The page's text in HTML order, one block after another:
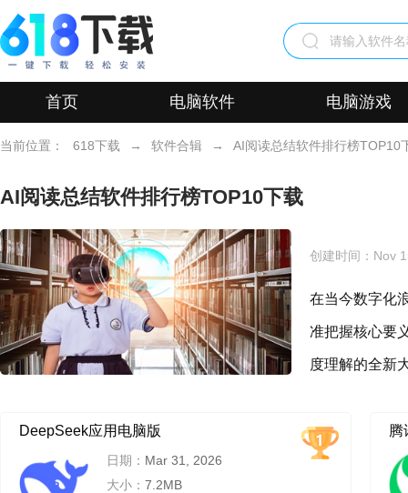
首页 电脑软件 电脑游戏
当前位置： 618下载 → 软件合辑 → AI阅读总结软件排行榜TOP10
AI阅读总结软件排行榜TOP10下载
创建时间： Nov
在当今数字化
准把握核心要
度理解的全新
DeepSeek应用电脑版
日期： Mar 31, 2026
大小： 7.2MB
腾